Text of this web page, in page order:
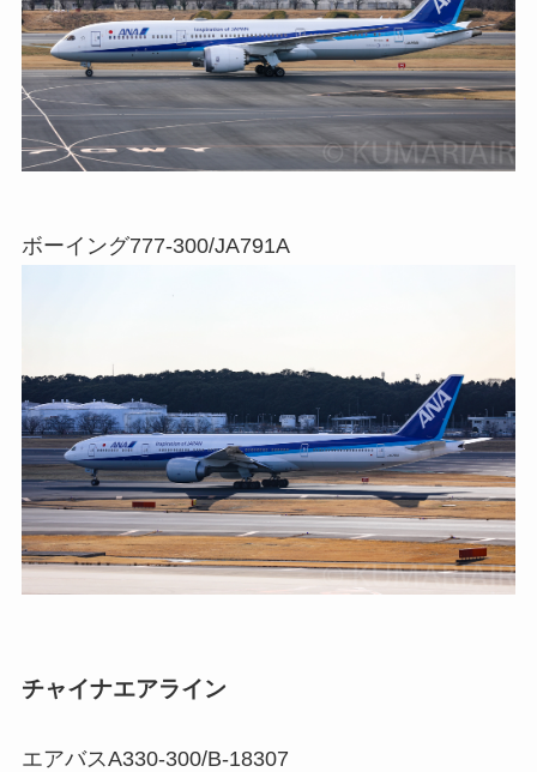
ボーイング777-300/JA791A
チャイナエアライン
エアバスA330-300/B-18307